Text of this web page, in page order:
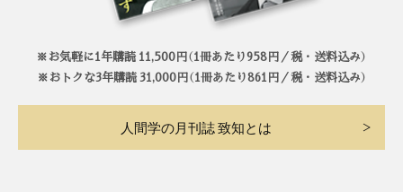
※お気軽に1年購読 11,500円（1冊あたり958円／税・送料込み）
※おトクな3年購読 31,000円（1冊あたり861円／税・送料込み）
人間学の月刊誌 致知とは